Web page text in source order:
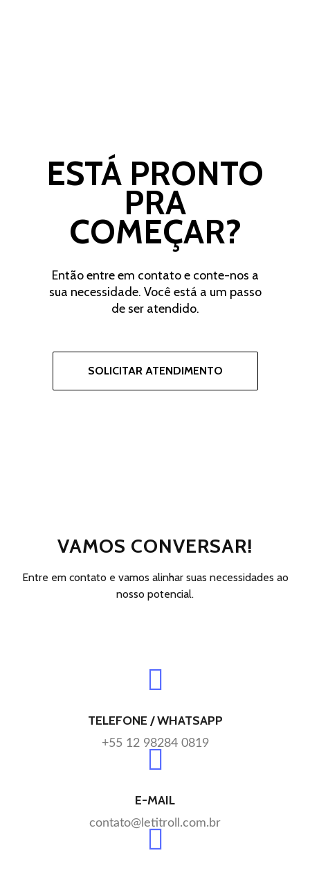
ESTÁ PRONTO
PRA
COMEÇAR?
Então entre em contato e conte-nos a
sua necessidade. Você está a um passo
de ser atendido.
SOLICITAR ATENDIMENTO
VAMOS CONVERSAR!
Entre em contato e vamos alinhar suas necessidades ao
nosso potencial.
TELEFONE / WHATSAPP
+55 12 98284 0819
E-MAIL
contato@letitroll.com.br